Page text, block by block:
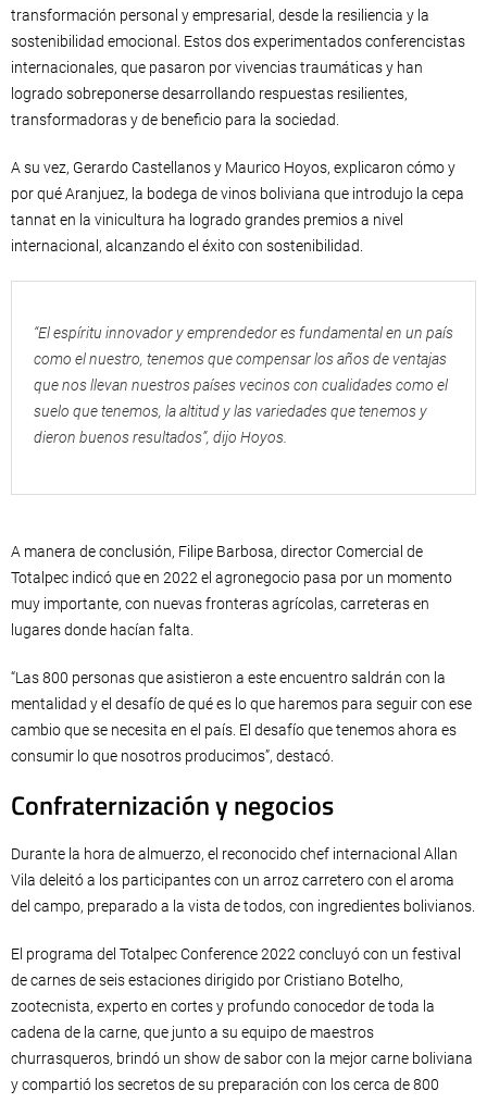
transformación personal y empresarial, desde la resiliencia y la
sostenibilidad emocional. Estos dos experimentados conferencistas
internacionales, que pasaron por vivencias traumáticas y han
logrado sobreponerse desarrollando respuestas resilientes,
transformadoras y de beneficio para la sociedad.
A su vez, Gerardo Castellanos y Maurico Hoyos, explicaron cómo y
por qué Aranjuez, la bodega de vinos boliviana que introdujo la cepa
tannat en la vinicultura ha logrado grandes premios a nivel
internacional, alcanzando el éxito con sostenibilidad.
“El espíritu innovador y emprendedor es fundamental en un país
como el nuestro, tenemos que compensar los años de ventajas
que nos llevan nuestros países vecinos con cualidades como el
suelo que tenemos, la altitud y las variedades que tenemos y
dieron buenos resultados”, dijo Hoyos.
A manera de conclusión, Filipe Barbosa, director Comercial de
Totalpec indicó que en 2022 el agronegocio pasa por un momento
muy importante, con nuevas fronteras agrícolas, carreteras en
lugares donde hacían falta.
“Las 800 personas que asistieron a este encuentro saldrán con la
mentalidad y el desafío de qué es lo que haremos para seguir con ese
cambio que se necesita en el país. El desafío que tenemos ahora es
consumir lo que nosotros producimos”, destacó.
Confraternización y negocios
Durante la hora de almuerzo, el reconocido chef internacional Allan
Vila deleitó a los participantes con un arroz carretero con el aroma
del campo, preparado a la vista de todos, con ingredientes bolivianos.
El programa del Totalpec Conference 2022 concluyó con un festival
de carnes de seis estaciones dirigido por Cristiano Botelho,
zootecnista, experto en cortes y profundo conocedor de toda la
cadena de la carne, que junto a su equipo de maestros
churrasqueros, brindó un show de sabor con la mejor carne boliviana
y compartió los secretos de su preparación con los cerca de 800